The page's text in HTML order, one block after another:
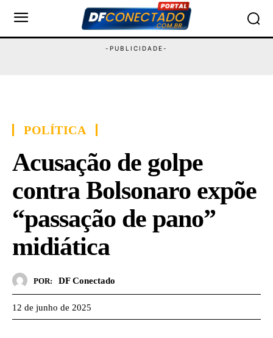
POLÍTICA
Acusação de golpe
contra Bolsonaro expõe
“passação de pano”
midiática
POR: DF Conectado
12 de junho de 2025